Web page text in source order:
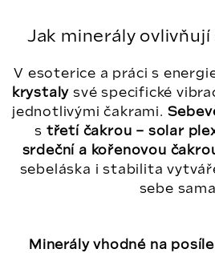
Jak minerály
V esoterice a práci s
krystaly své specifické
jednotlivými čakrami.
s třetí čakrou – solar
srdeční a kořenovou
sebeláska i stabilita
sebe
Minerály vhodné na